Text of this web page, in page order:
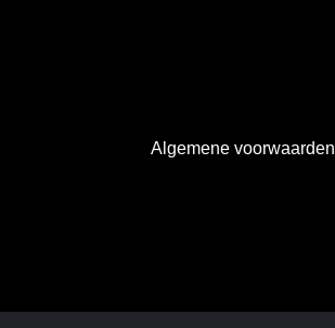
Algemene voorwaarden